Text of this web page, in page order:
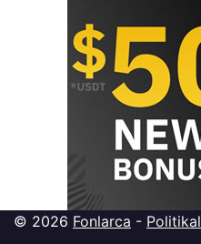
© 2026 Fonlarca -